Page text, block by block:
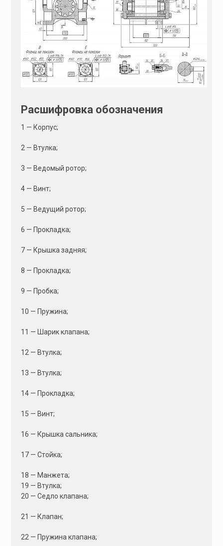
Расшифровка обозначения
1 — Корпус;
2 — Втулка;
3 — Ведомый ротор;
4 — Винт;
5 — Ведущий ротор;
6 — Прокладка;
7 — Крышка задняя;
8 — Прокладка;
9 — Пробка;
10 — Пружина;
11 — Шарик клапана;
12 — Втулка;
13 — Втулка;
14 — Прокладка;
15 — Винт;
16 — Крышка сальника;
17 — Стойка;
18 — Манжета;
19 — Втулка;
20 — Седло клапана;
21 — Клапан;
22 — Пружина клапана;